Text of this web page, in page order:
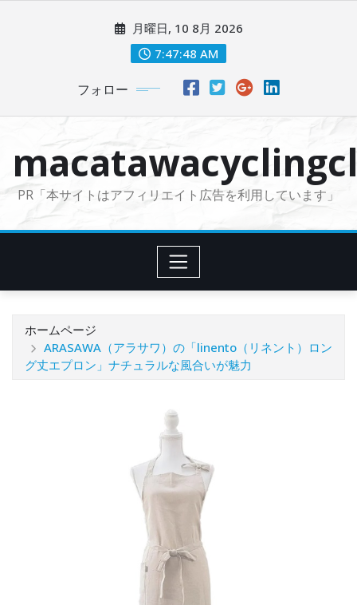
に
月曜日, 10 8月 2026
7:47:49 AM
フォロー
PR「本サイトはアフィリエイト広告を利用しています」
ホームページ
ARASAWA（アラサワ）の「linento（リネント）ロン
グ丈エプロン」ナチュラルな風合いが魅力